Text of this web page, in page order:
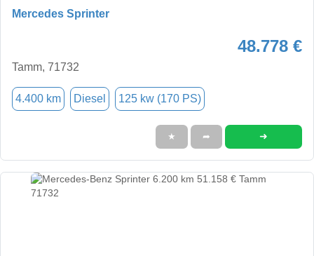
Mercedes Sprinter
48.778 €
Tamm, 71732
4.400 km Diesel 125 kw (170 PS)
★ ➦ ➜